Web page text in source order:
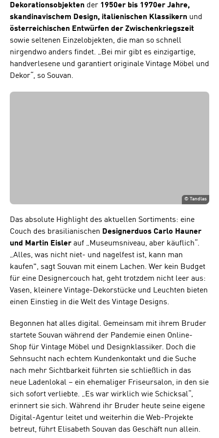
Dekorationsobjekten der 1950er bis 1970er Jahre,
skandinavischem Design, italienischen Klassikern und
österreichischen Entwürfen der Zwischenkriegszeit
sowie seltenen Einzelobjekten, die man so schnell
nirgendwo anders findet. „Bei mir gibt es einzigartige,
handverlesene und garantiert originale Vintage Möbel und
Dekor“, so Souvan.
© Tandlas
Das absolute Highlight des aktuellen Sortiments: eine
Couch des brasilianischen Designerduos Carlo Hauner
und Martin Eisler auf „Museumsniveau, aber käuflich“.
„Alles, was nicht niet- und nagelfest ist, kann man
kaufen", sagt Souvan mit einem Lachen. Wer kein Budget
für eine Designercouch hat, geht trotzdem nicht leer aus:
Vasen, kleinere Vintage-Dekorstücke und Leuchten bieten
einen Einstieg in die Welt des Vintage Designs.
Begonnen hat alles digital. Gemeinsam mit ihrem Bruder
startete Souvan während der Pandemie einen Online-
Shop für Vintage Möbel und Designklassiker. Doch die
Sehnsucht nach echtem Kundenkontakt und die Suche
nach mehr Sichtbarkeit führten sie schließlich in das
neue Ladenlokal – ein ehemaliger Friseursalon, in den sie
sich sofort verliebte. „Es war wirklich wie Schicksal“,
erinnert sie sich. Während ihr Bruder heute seine eigene
Digital-Agentur leitet und weiterhin die Web-Projekte
betreut, führt Elisabeth Souvan das Geschäft nun allein.